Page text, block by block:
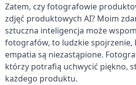
Zatem, czy fotografowie
zdjęć produktowych AI? Moim
sztuczna inteligencja może
fotografów, to ludzkie spojrzenie,
empatia są niezastąpione.
którzy potrafią uchwycić piękno,
każdego produktu.